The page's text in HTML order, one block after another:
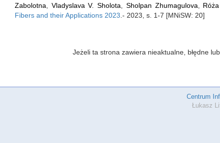
Zabolotna
Vladyslava V. Sholota Sholpan Zhumagulova
Fibers and their Applications 2023 .- 2023, s. 1-7 [MNiSW: 20]
Jeżeli ta strona zawiera nieaktualne, błędne
Centrum
Łukasz